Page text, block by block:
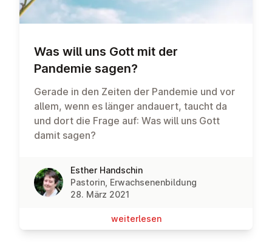
Was will uns Gott mit der
Pandemie sagen?
Gerade in den Zeiten der Pandemie und vor
allem, wenn es länger andauert, taucht da
und dort die Frage auf: Was will uns Gott
damit sagen?
Esther Handschin
Pastorin, Erwachsenenbildung
28. März 2021
wei­ter­le­sen